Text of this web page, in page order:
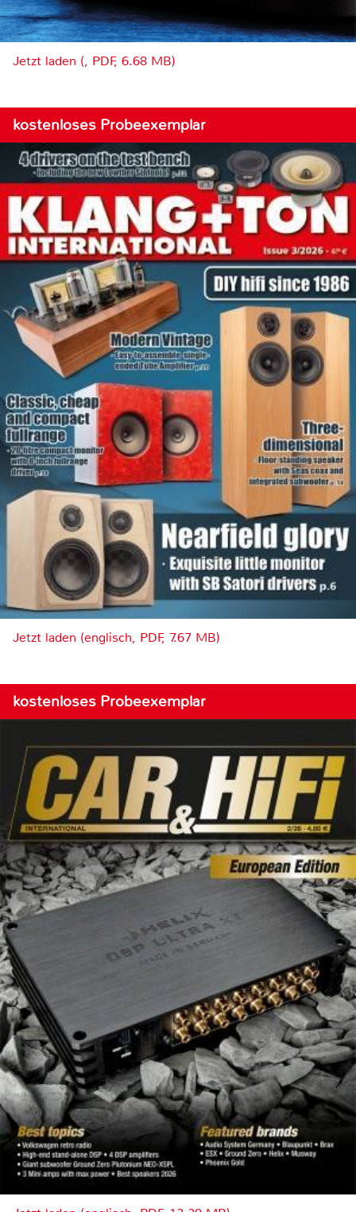
Jetzt laden (, PDF, 6.68 MB)
kostenloses Probeexemplar
Jetzt laden (englisch, PDF, 7.67 MB)
kostenloses Probeexemplar